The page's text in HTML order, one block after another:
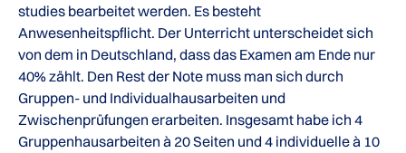
studies bearbeitet werden. Es besteht
Anwesenheitspflicht. Der Unterricht unterscheidet sich
von dem in Deutschland, dass das Examen am Ende nur
40% zählt. Den Rest der Note muss man sich durch
Gruppen- und Individualhausarbeiten und
Zwischenprüfungen erarbeiten. Insgesamt habe ich 4
Gruppenhausarbeiten à 20 Seiten und 4 individuelle à 10